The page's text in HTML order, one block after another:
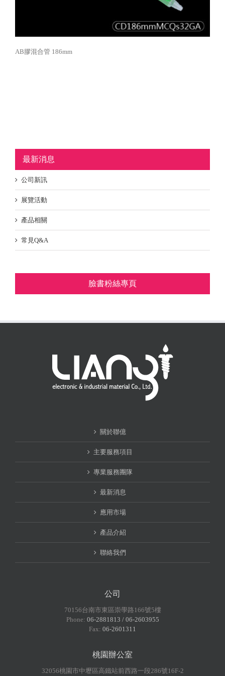
AB膠混合管 186mm
最新消息
公司新訊
展覽活動
產品相關
常見Q&A
臉書粉絲專頁
關於聯億
主要服務項目
專業服務團隊
最新消息
應用市場
產品介紹
聯絡我們
公司
70156台南市東區崇學路166號5樓
Phone: 06-2881813 / 06-2603955
Fax: 06-2601311
桃園辦公室
32056桃園市中壢區高鐵站前西路一段286號16F-2